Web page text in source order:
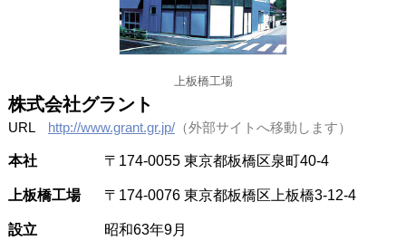
上板橋工場
株式会社グラント
URL http://www.grant.gr.jp/（外部サイトへ移動します）
本社 〒174-0055 東京都板橋区泉町40-4
上板橋工場 〒174-0076 東京都板橋区上板橋3-12-4
設立 昭和63年9月